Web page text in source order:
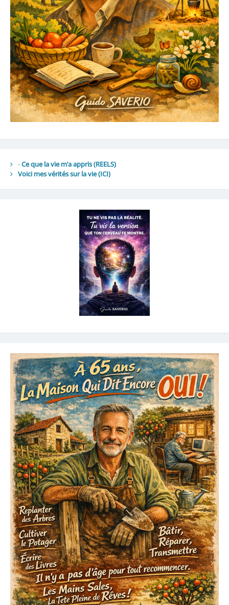
-Ce que la vie m’a appris (REELS)
Voici mes vérités sur la vie(ICI)